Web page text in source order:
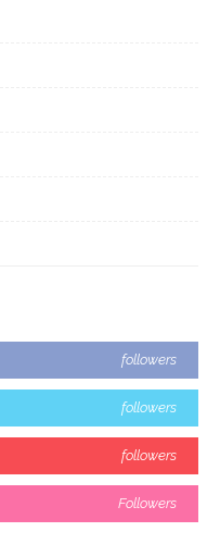
followers
followers
followers
Followers